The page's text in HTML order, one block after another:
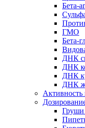
Бета-
ГМО
Бета-
ДНК
ДНК
ДНК
ДНК